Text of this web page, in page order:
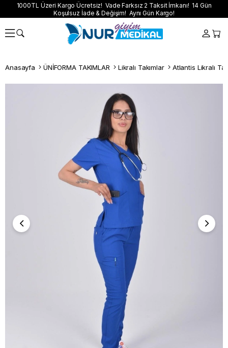
1000TL Üzeri Kargo Ücretsiz! Vade Farksız 2 Taksit İmkanı! 14 Gün
Koşulsuz İade & Değişim! Aynı Gün Kargo!
Anasayfa ÜNİFORMA TAKIMLAR Likralı Takımlar Atlantis Likralı